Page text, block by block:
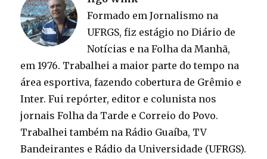
Formado em Jornalismo na
UFRGS, fiz estágio no Diário de
Notícias e na Folha da Manhã,
em 1976. Trabalhei a maior parte do tempo na
área esportiva, fazendo cobertura de Grêmio e
Inter. Fui repórter, editor e colunista nos
jornais Folha da Tarde e Correio do Povo.
Trabalhei também na Rádio Guaíba, TV
Bandeirantes e Rádio da Universidade (UFRGS).